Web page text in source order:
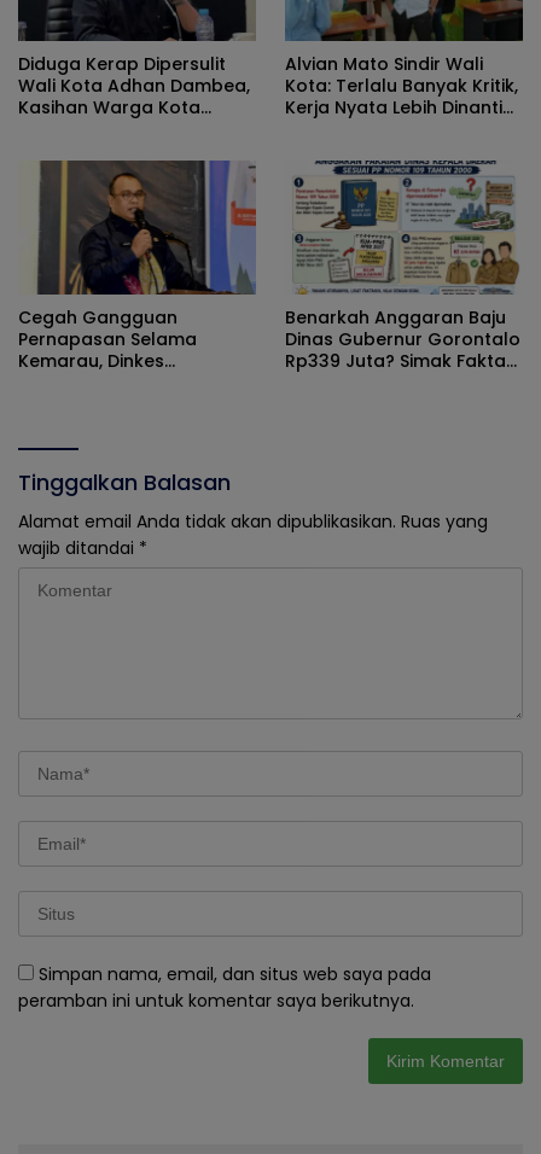
Diduga Kerap Dipersulit
Wali Kota Adhan Dambea,
Kasihan Warga Kota
Alvian Mato Sindir Wali
Kota: Terlalu Banyak Kritik,
Kerja Nyata Lebih Dinanti
Cegah Gangguan
Pernapasan Selama
Kemarau, Dinkes
Benarkah Anggaran Baju
Dinas Gubernur Gorontalo
Rp339 Juta? Simak Fakta
Tinggalkan Balasan
Alamat email Anda tidak akan dipublikasikan. Ruas yang
wajib ditandai *
Simpan nama, email, dan situs web saya pada
peramban ini untuk komentar saya berikutnya.